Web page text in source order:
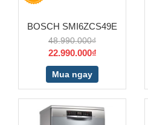
BOSCH SMI6ZCS49E
48.990.000₫
22.990.000₫
Mua ngay